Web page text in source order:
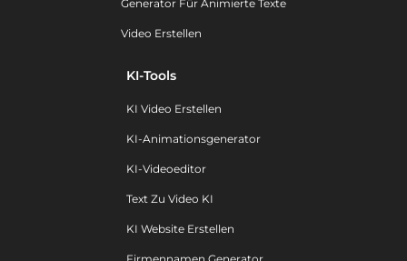
Generator Für Animierte Texte
Video Erstellen
KI-Tools
KI Video Erstellen
KI-Animationsgenerator
KI-Videoeditor
Text Zu Video KI
KI Website Erstellen